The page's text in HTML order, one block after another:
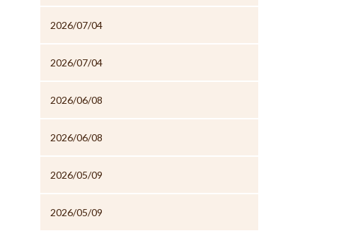
2026/07/04
2026/07/04
2026/06/08
2026/06/08
2026/05/09
2026/05/09